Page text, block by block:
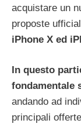
acquistare un
proposte
iPhone X ed
In questo
fondamentale
andando ad
principali